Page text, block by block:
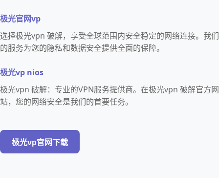
极光官网vp
选择极光vpn 破解，享受全球范围内安全稳定的网络连接。我们
的服务为您的隐私和数据安全提供全面的保障。
极光vp nios
极光vpn 破解：专业的VPN服务提供商。在极光vpn 破解官方网
站，您的网络安全是我们的首要任务。
极光vp官网下载